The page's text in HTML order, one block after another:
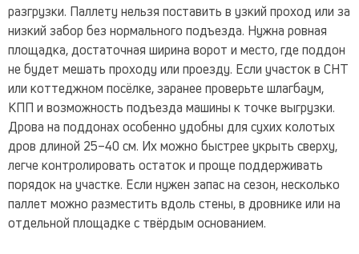
разгрузки. Паллету нельзя поставить в узкий проход или за
низкий забор без нормального подъезда. Нужна ровная
площадка, достаточная ширина ворот и место, где поддон
не будет мешать проходу или проезду. Если участок в СНТ
или коттеджном посёлке, заранее проверьте шлагбаум,
КПП и возможность подъезда машины к точке выгрузки.
Дрова на поддонах особенно удобны для сухих колотых
дров длиной 25–40 см. Их можно быстрее укрыть сверху,
легче контролировать остаток и проще поддерживать
порядок на участке. Если нужен запас на сезон, несколько
паллет можно разместить вдоль стены, в дровнике или на
отдельной площадке с твёрдым основанием.